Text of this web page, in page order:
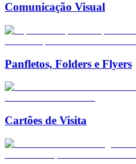
Comunicação Visual
Panfletos, Folders e Flyers
Cartões de Visita